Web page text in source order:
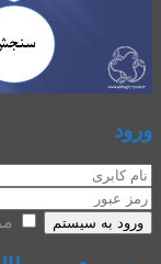
ورود
ورود به سیستم